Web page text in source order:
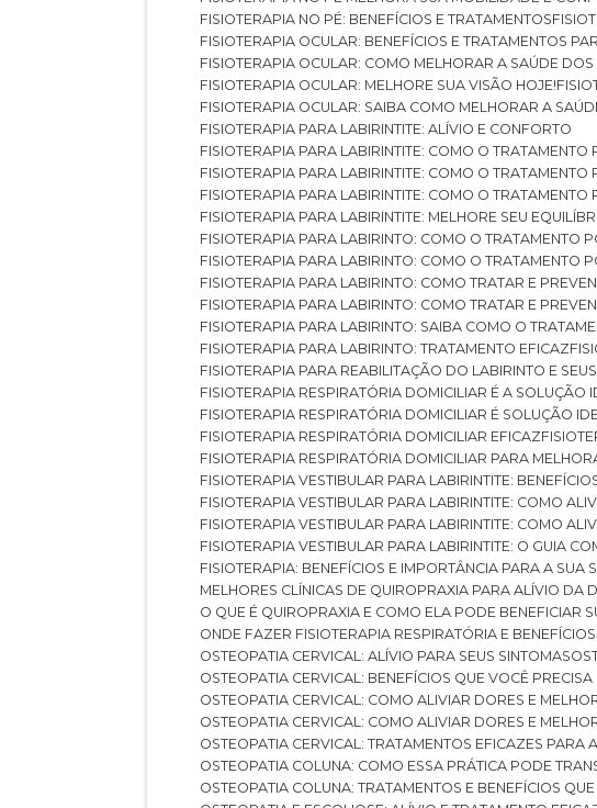
FISIOTERAPIA NO PÉ: BENEFÍCIOS E TRATAMENTOS
FISIOTERAPIA OCULAR: BENEFÍCIOS E TRATAMENTOS
FISIOTERAPIA OCULAR: COMO MELHORAR A SAÚDE
FISIOTERAPIA OCULAR: MELHORE SUA VISÃO HOJE!
FISIOTERAPIA OCULAR: SAIBA COMO MELHORAR A
FISIOTERAPIA PARA LABIRINTITE: ALÍVIO E CONFORTO
FISIOTERAPIA PARA LABIRINTITE: COMO O
FISIOTERAPIA PARA LABIRINTITE: COMO O
FISIOTERAPIA PARA LABIRINTITE: COMO O
FISIOTERAPIA PARA LABIRINTITE: MELHORE SEU
FISIOTERAPIA PARA LABIRINTO: COMO O TRATAMENTO
FISIOTERAPIA PARA LABIRINTO: COMO O TRATAMENTO
FISIOTERAPIA PARA LABIRINTO: COMO TRATAR E
FISIOTERAPIA PARA LABIRINTO: COMO TRATAR E
FISIOTERAPIA PARA LABIRINTO: SAIBA COMO O
FISIOTERAPIA PARA LABIRINTO: TRATAMENTO EFICAZ
FISIOTERAPIA PARA REABILITAÇÃO DO LABIRINTO E
FISIOTERAPIA RESPIRATÓRIA DOMICILIAR É A
FISIOTERAPIA RESPIRATÓRIA DOMICILIAR É SOLUÇÃO
FISIOTERAPIA RESPIRATÓRIA DOMICILIAR EFICAZ
FISIOTERAPIA RESPIRATÓRIA DOMICILIAR PARA
FISIOTERAPIA VESTIBULAR PARA LABIRINTITE:
FISIOTERAPIA VESTIBULAR PARA LABIRINTITE: COMO
FISIOTERAPIA VESTIBULAR PARA LABIRINTITE: COMO
FISIOTERAPIA VESTIBULAR PARA LABIRINTITE: O GUIA
FISIOTERAPIA: BENEFÍCIOS E IMPORTÂNCIA PARA A SUA
MELHORES CLÍNICAS DE QUIROPRAXIA PARA ALÍVIO DA
O QUE É QUIROPRAXIA E COMO ELA PODE BENEFICIAR
ONDE FAZER FISIOTERAPIA RESPIRATÓRIA E
OSTEOPATIA CERVICAL: ALÍVIO PARA SEUS SINTOMAS
OSTEOPATIA CERVICAL: BENEFÍCIOS QUE VOCÊ
OSTEOPATIA CERVICAL: COMO ALIVIAR DORES E
OSTEOPATIA CERVICAL: COMO ALIVIAR DORES E
OSTEOPATIA CERVICAL: TRATAMENTOS EFICAZES
OSTEOPATIA COLUNA: COMO ESSA PRÁTICA PODE
OSTEOPATIA COLUNA: TRATAMENTOS E BENEFÍCIOS